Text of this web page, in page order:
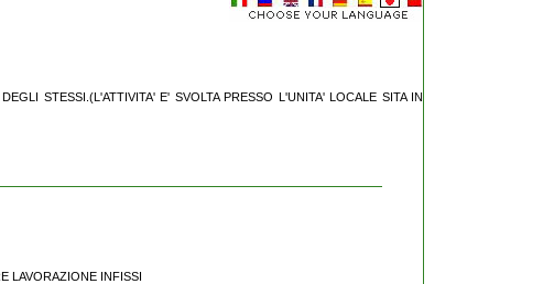
STESSI.(L'ATTIVITA' E' SVOLTA PRESSO L'UNITA' LOCALE SITA IN
LAVORAZIONE INFISSI